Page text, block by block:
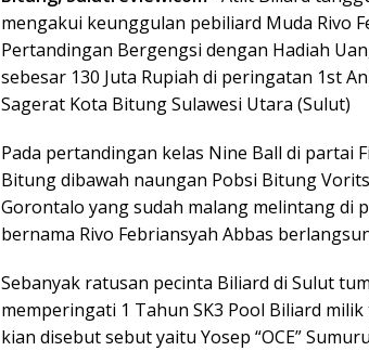
mengakui keunggulan pebiliard Muda Rivo
Pertandingan Bergengsi dengan Hadiah
sebesar 130 Juta Rupiah di peringatan 1st
Sagerat Kota Bitung Sulawesi Utara (Sulut)
Pada pertandingan kelas Nine Ball di partai
Bitung dibawah naungan Pobsi Bitung
Gorontalo yang sudah malang melintang
bernama Rivo Febriansyah Abbas
Sebanyak ratusan pecinta Biliard di Sulut
memperingati 1 Tahun SK3 Pool Biliard
kian disebut sebut yaitu Yosep “OCE”